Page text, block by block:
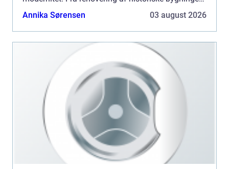
til nye, banebrydende byggerier, skab...
Annika Sørensen 03 august 2026